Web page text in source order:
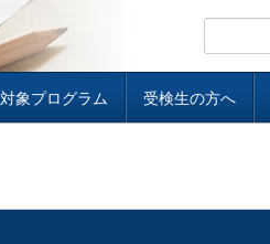
象プログラム 受検生の方へ